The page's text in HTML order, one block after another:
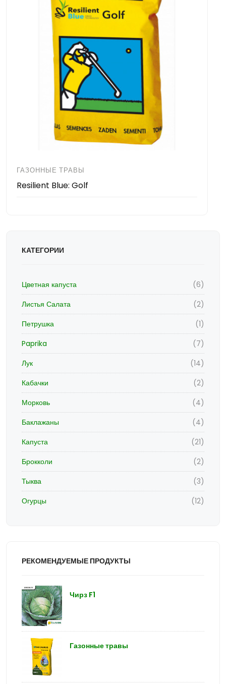
ГАЗОННЫЕ ТРАВЫ
Resilient Blue: Golf
КАТЕГОРИИ
Цветная капуста
(6)
Листья Салата
(2)
Петрушка
(1)
Paprika
(7)
Лук
(14)
Кабачки
(2)
Морковь
(4)
Баклажаны
(4)
Капуста
(21)
Брокколи
(2)
Тыква
(3)
Огурцы
(12)
РЕКОМЕНДУЕМЫЕ ПРОДУКТЫ
Чирз F1
Газонные травы